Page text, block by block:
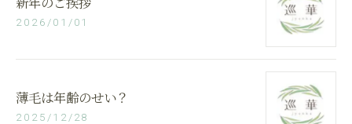
2026/01/01
薄毛は年齢のせい？
2025/12/28